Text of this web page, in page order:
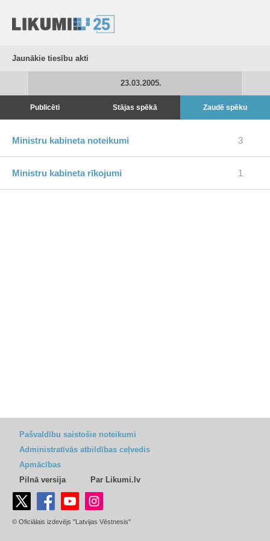
Jaunākie tiesību akti
23.03.2005.
Publicēti Stājas spēkā Zaudē spēku
Ministru kabineta noteikumi 3
Ministru kabineta rīkojumi 1
Pašvaldību saistošie noteikumi
Administratīvās atbildības ceļvedis
Apmācības
Pilnā versija
Par Likumi.lv
© Oficiālais izdevējs "Latvijas Vēstnesis"